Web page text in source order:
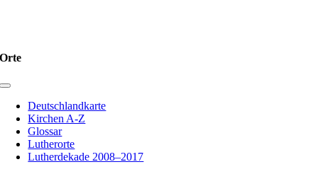
Orte
Toggle
NavigationDeutschlandkarte
Kirchen A-Z
Glossar
Lutherorte
Lutherdekade 2008–2017